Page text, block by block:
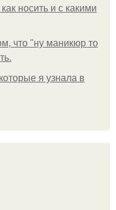
носить и с какими
что "ну маникюр то
я узнала в